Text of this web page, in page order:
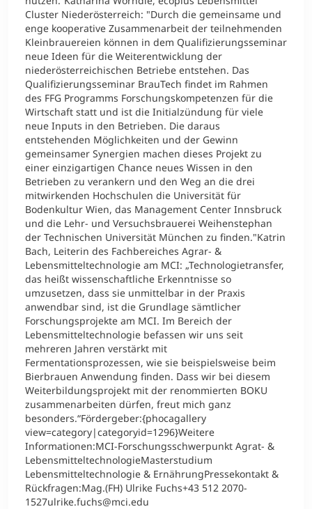
Cluster Niederösterreich: "Durch die gemeinsame und
enge kooperative Zusammenarbeit der teilnehmenden
Kleinbrauereien können in dem Qualifizierungsseminar
neue Ideen für die Weiterentwicklung der
niederösterreichischen Betriebe entstehen. Das
Qualifizierungsseminar BrauTech findet im Rahmen
des FFG Programms Forschungskompetenzen für die
Wirtschaft statt und ist die Initialzündung für viele
neue Inputs in den Betrieben. Die daraus
entstehenden Möglichkeiten und der Gewinn
gemeinsamer Synergien machen dieses Projekt zu
einer einzigartigen Chance neues Wissen in den
Betrieben zu verankern und den Weg an die drei
mitwirkenden Hochschulen die Universität für
Bodenkultur Wien, das Management Center Innsbruck
und die Lehr- und Versuchsbrauerei Weihenstephan
der Technischen Universität München zu finden."Katrin
Bach, Leiterin des Fachbereiches Agrar- &
Lebensmitteltechnologie am MCI: „Technologietransfer,
das heißt wissenschaftliche Erkenntnisse so
umzusetzen, dass sie unmittelbar in der Praxis
anwendbar sind, ist die Grundlage sämtlicher
Forschungsprojekte am MCI. Im Bereich der
Lebensmitteltechnologie befassen wir uns seit
mehreren Jahren verstärkt mit
Fermentationsprozessen, wie sie beispielsweise beim
Bierbrauen Anwendung finden. Dass wir bei diesem
Weiterbildungsprojekt mit der renommierten BOKU
zusammenarbeiten dürfen, freut mich ganz
besonders.“Fördergeber:{phocagallery
view=category|categoryid=1296}Weitere
Informationen:MCI-Forschungsschwerpunkt Agrat- &
LebensmitteltechnologieMasterstudium
Lebensmitteltechnologie & ErnährungPressekontakt &
Rückfragen:Mag.(FH) Ulrike Fuchs+43 512 2070-
1527ulrike.fuchs@mci.edu